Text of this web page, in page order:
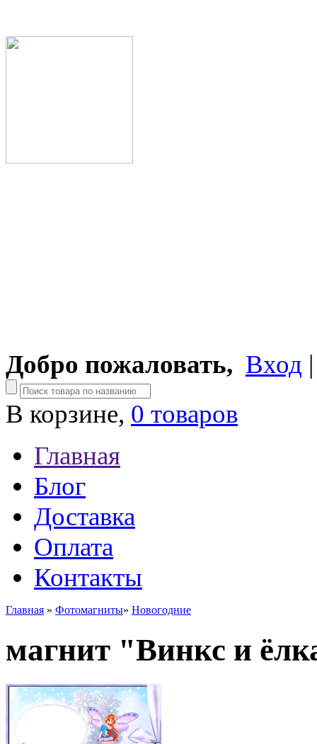
Добро пожаловать, Вход
В корзине, 0 товаров
Главная
Блог
Доставка
Оплата
Контакты
Главная » Фотомагниты» Новогодние
магнит "Винкс и